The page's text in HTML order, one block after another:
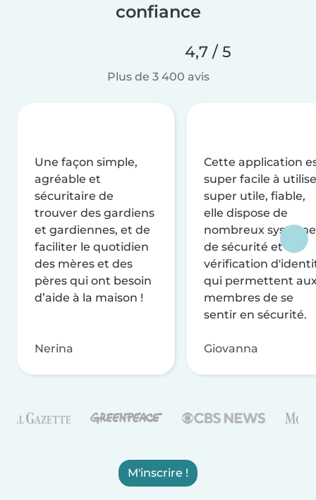
confiance
4,7 / 5
Plus de 3 400 avis
Une façon simple,
agréable et
sécuritaire de
trouver des gardiens
et gardiennes, et de
faciliter le quotidien
des mères et des
pères qui ont besoin
d’aide à la maison !
Nerina
Cette application
super facile à
super utile, fiable,
elle dispose de
nombreux
de sécurité et de
vérification
qui permettent
membres de se
sentir en sécurité.
Giovanna
M'inscrire !